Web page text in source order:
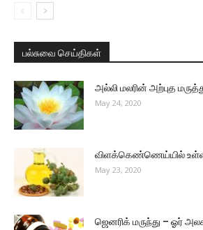
பல்சுவை செய்திகள்
அல்லி மலரின் அற்புத
May 24, 2020
விளக்கெண்ணெய்யில்
May 23, 2020
ஜெனரிக் மருந்து – ஓர்